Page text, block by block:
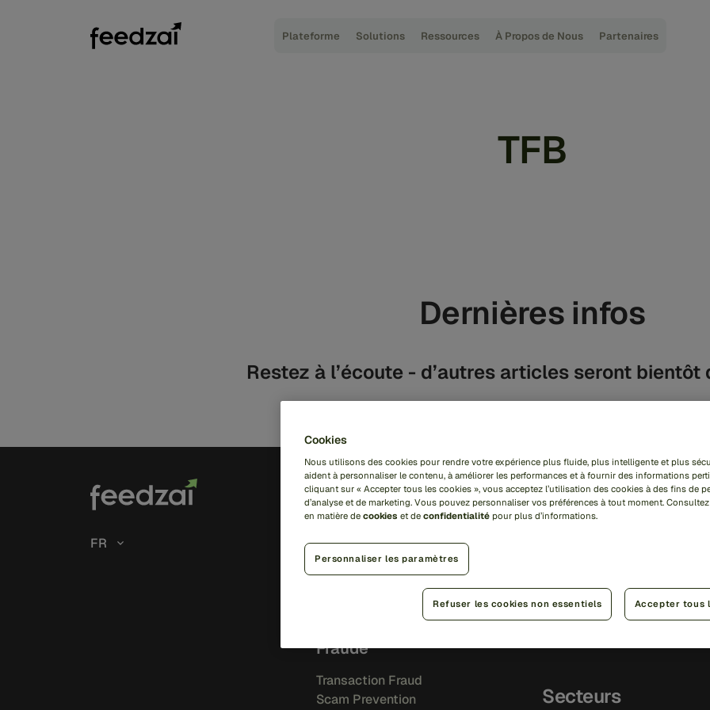
Plateforme Solutions Ressources À Propos de Nous Partenaires
TFB
Dernières infos
Restez à l’écoute - d’autres articles seront bientôt
FR
Solutions
RiskOps platform
IA
Feedzai Orchestration
Fraude
Transaction Fraud
Scam Prevention
Informations
Témoignages clients
Secteurs
Cookies
Nous utilisons des cookies pour rendre votre expérience plus fluide, plus intelligente et plus
aident à personnaliser le contenu, à améliorer les performances et à fournir des informations
cliquant sur « Accepter tous les cookies », vous acceptez l’utilisation des cookies à des fins de
d’analyse et de marketing. Vous pouvez personnaliser vos préférences à tout moment.
en matière de cookies et de confidentialité pour plus d’informations.
Personnaliser les paramètres
Refuser les cookies non essentiels Accepter tous